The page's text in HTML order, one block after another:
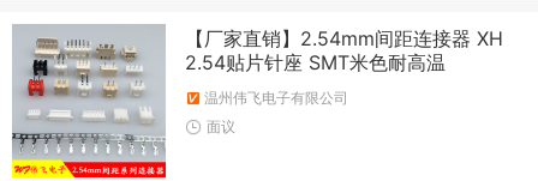
【厂家直销】2.54mm间距连接器 XH
2.54贴片针座 SMT米色耐高温
温州伟飞电子有限公司
面议